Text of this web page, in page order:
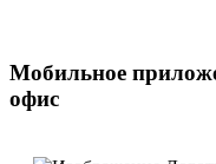
Мобильное
офис